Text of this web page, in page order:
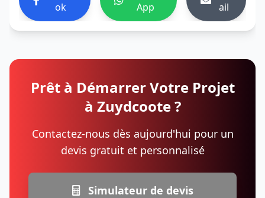
ok
App
ail
Prêt à Démarrer Votre Projet
à Zuydcoote ?
Contactez-nous dès aujourd'hui pour un
devis gratuit et personnalisé
Simulateur de devis